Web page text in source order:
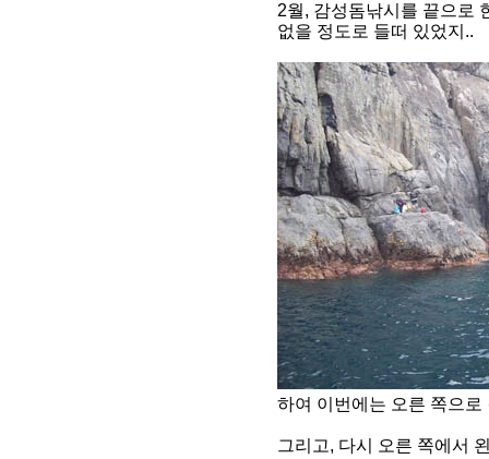
2월, 감성돔낚시를 끝으로
없을 정도로 들떠 있었지..
하여 이번에는 오른 쪽으
그리고, 다시 오른 쪽에서